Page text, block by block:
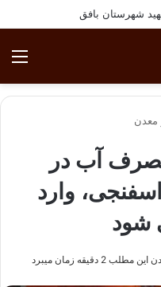
معدن
آب در
وارد
شود
مطلب 2 دقیقه زمان میبرد